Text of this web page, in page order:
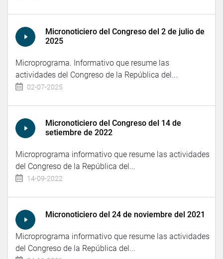
Micronoticiero del Congreso del 2 de julio de
2025
Microprograma. Informativo que resume las
actividades del Congreso de la República del...
02-07-2025
Micronoticiero del Congreso del 14 de
setiembre de 2022
Microprograma informativo que resume las actividades
del Congreso de la República del...
14-09-2022
Micronoticiero del 24 de noviembre del 2021
Microprograma informativo que resume las actividades
del Congreso de la República del...